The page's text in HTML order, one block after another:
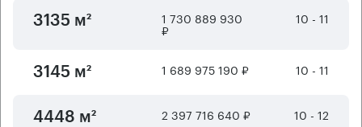
3135 м² 1 730 889 930
₽
10 - 11
3145 м² 1 689 975 190 ₽ 10 - 11
4448 м² 2 397 716 640 ₽ 10 - 12